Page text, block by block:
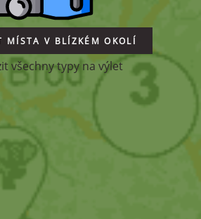
MÍSTA V BLÍZKÉM OKOLÍ
všechny typy na výlet